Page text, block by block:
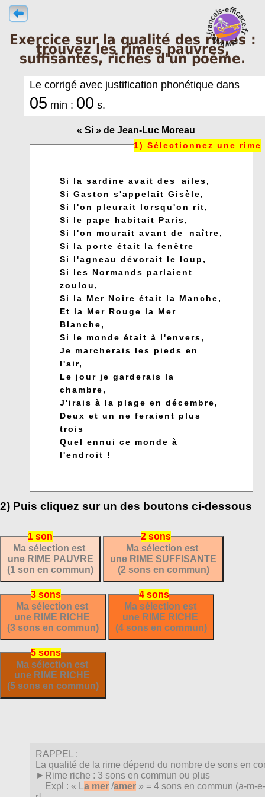
Exercice sur la qualité des rimes :
trouvez les rimes pauvres,
suffisantes, riches d'un poème.
Le corrigé avec justification phonétique dans
05 min : 00 s.
« Si » de Jean-Luc Moreau
Si la sardine avait des
ailes,
Si Gaston s'appelait Gisèle,
Si l'on pleurait lorsqu'on rit,
Si le pape habitait Paris,
Si l'on mourait avant de
naître,
Si la porte était la fenêtre
Si l'agneau dévorait le loup,
Si les Normands parlaient
zoulou,
Si la Mer Noire était la Manche,
Et la Mer Rouge la Mer
Blanche,
Si le monde était à l'envers,
Je marcherais les pieds en
l'air,
Le jour je garderais la
chambre,
J'irais à la plage en décembre,
Deux et un ne feraient plus
trois
Quel ennui ce monde à
l'endroit !
2) Puis cliquez sur un des boutons ci-dessous
Ma sélection est
une RIME PAUVRE
(1 son en commun)
Ma sélection est
une RIME SUFFISANTE
(2 sons en commun)
Ma sélection est
une RIME RICHE
(3 sons en commun)
Ma sélection est
une RIME RICHE
(4 sons en commun)
Ma sélection est
une RIME RICHE
(5 sons en commun)
RAPPEL :
La qualité de la rime dépend du nombre de sons en
►Rime riche : 3 sons en commun ou plus
Expl : « L a mer /amer » = 4 sons en commun (a-m-